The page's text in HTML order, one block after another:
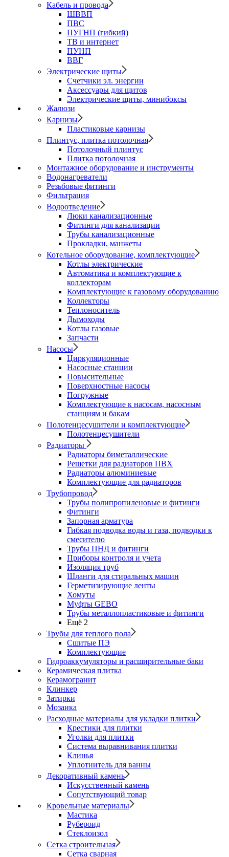
Кабель и провода
ШВВП
ПВС
ПУГНП (гибкий)
ТВ и интернет
ПУНП
ВВГ
Электрические щиты
Счетчики эл. энергии
Аксессуары для щитов
Электрические щиты, минибоксы
Жалюзи
Карнизы
Пластиковые карнизы
Плинтус, плитка потолочная
Потолочный плинтус
Плитка потолочная
Монтажное оборудование и инструменты
Водонагреватели
Резьбовые фитинги
Фильтрация
Водоотведение
Люки канализационные
Фитинги для канализации
Трубы канализационные
Прокладки, манжеты
Котельное оборудование, комплектующие
Котлы электрические
Автоматика и комплектующие к
коллекторам
Комплектующие к газовому оборудованию
Коллекторы
Теплоноситель
Дымоходы
Котлы газовые
Запчасти
Насосы
Циркуляционные
Насосные станции
Повысительные
Поверхностные насосы
Погружные
Комплектующие к насосам, насосным
станциям и бакам
Полотенцесушители и комплектующие
Полотенцесушители
Радиаторы
Радиаторы биметаллические
Решетки для радиаторов ПВХ
Радиаторы алюминиевые
Комплектующие для радиаторов
Трубопровод
Трубы полипропиленовые и фитинги
Фитинги
Запорная арматура
Гибкая подводка воды и газа, подводки к
смесителю
Трубы ПНД и фитинги
Приборы контроля и учета
Изоляция труб
Шланги для стиральных машин
Герметизирующие ленты
Хомуты
Муфты GEBO
Трубы металлопластиковые и фитинги
Ещё 2
Трубы для теплого пола
Сшитые ПЭ
Комплектующие
Гидроаккумуляторы и расширительные баки
Керамическая плитка
Керамогранит
Клинкер
Затирки
Мозаика
Расходные материалы для укладки плитки
Крестики для плитки
Уголки для плитки
Система выравнивания плитки
Клинья
Уплотнитель для ванны
Декоративный камень
Искусственный камень
Сопутствующий товар
Кровельные материалы
Мастика
Рубероид
Стеклоизол
Сетка строительная
Сетка сварная